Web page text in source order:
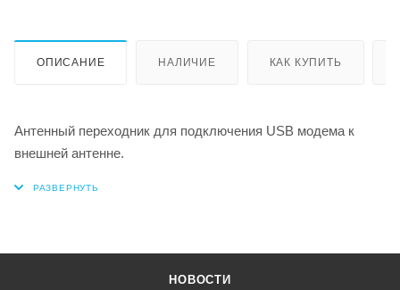
ОПИСАНИЕ НАЛИЧИЕ КАК КУПИТЬ
Антенный переходник для подключения USB модема к
внешней антенне.
НОВОСТИ